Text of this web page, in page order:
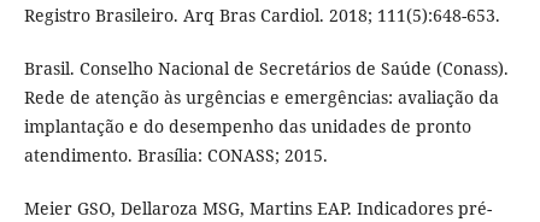
Registro Brasileiro. Arq Bras Cardiol. 2018; 111(5):648-653.
Brasil. Conselho Nacional de Secretários de Saúde (Conass).
Rede de atenção às urgências e emergências: avaliação da
implantação e do desempenho das unidades de pronto
atendimento. Brasília: CONASS; 2015.
Meier GSO, Dellaroza MSG, Martins EAP. Indicadores pré-